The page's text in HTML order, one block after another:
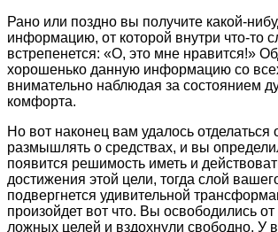
Рано или поздно вы получите какой-
информацию, от которой внутри что-то
встрепенется: «О, это мне нравится!»
хорошенько данную информацию со
внимательно наблюдая за состоянием
комфорта.
Но вот наконец вам удалось отделаться
размышлять о средствах, и вы
появится решимость иметь и
достижения этой цели, тогда слой
подвергнется удивительной
произойдет вот что. Вы освободились
ложных целей и вздохнули свободно. У